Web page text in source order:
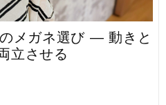
メガネ選び — 動きと
立させる